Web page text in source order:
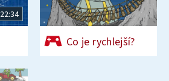
22:34
Co je rychlejší?